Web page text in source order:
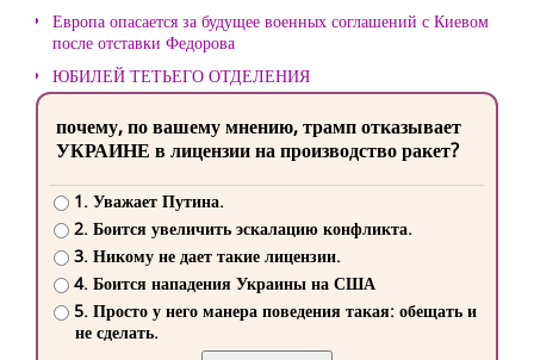
Европа опасается за будущее военных соглашений с Киевом
после отставки Федорова
ЮБИЛЕЙ ТЕТЬЕГО ОТДЕЛЕНИЯ
почему, по вашему мнению, трамп отказывает
УКРАИНЕ в лицензии на производство ракет?
1. Уважает Путина.
2. Боится увеличить эскалацию конфликта.
3. Никому не дает такие лицензии.
4. Боится нападения Украины на США
5. Просто у него манера поведения такая: обещать и
не сделать.